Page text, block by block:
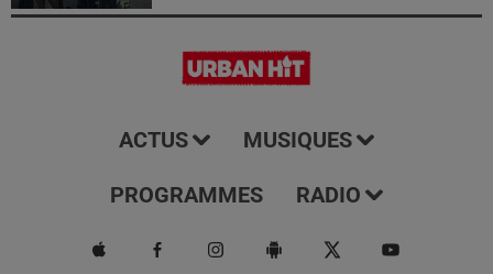
ACTUS MUSIQUES
PROGRAMMES RADIO